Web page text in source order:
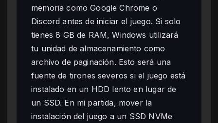
memoria como Google Chrome o
Discord antes de iniciar el juego. Si solo
tienes 8 GB de RAM, Windows utilizará
tu unidad de almacenamiento como
archivo de paginación. Esto será una
fuente de tirones severos si el juego está
instalado en un HDD lento en lugar de
un SSD. En mi partida, mover la
instalación del juego a un SSD NVMe